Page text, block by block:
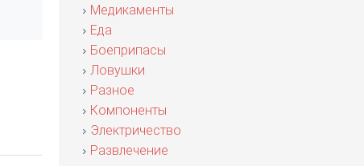
Медикаменты
Еда
Боеприпасы
Ловушки
Разное
Компоненты
Электричество
Развлечение